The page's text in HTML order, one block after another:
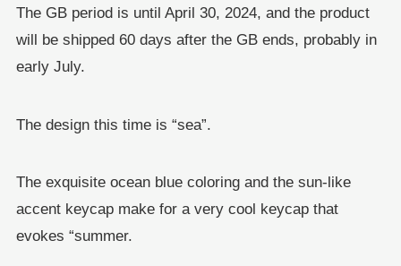
The GB period is until April 30, 2024, and the product
will be shipped 60 days after the GB ends, probably in
early July.
The design this time is “sea”.
The exquisite ocean blue coloring and the sun-like
accent keycap make for a very cool keycap that
evokes “summer.